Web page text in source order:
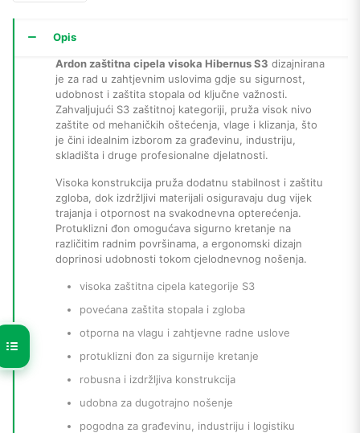
Opis
Ardon zaštitna cipela visoka Hibernus S3 dizajnirana
je za rad u zahtjevnim uslovima gdje su sigurnost,
udobnost i zaštita stopala od ključne važnosti.
Zahvaljujući S3 zaštitnoj kategoriji, pruža visok nivo
zaštite od mehaničkih oštećenja, vlage i klizanja, što
je čini idealnim izborom za građevinu, industriju,
skladišta i druge profesionalne djelatnosti.
Visoka konstrukcija pruža dodatnu stabilnost i zaštitu
zgloba, dok izdržljivi materijali osiguravaju dug vijek
trajanja i otpornost na svakodnevna opterećenja.
Protuklizni đon omogućava sigurno kretanje na
različitim radnim površinama, a ergonomski dizajn
doprinosi udobnosti tokom cjelodnevnog nošenja.
visoka zaštitna cipela kategorije S3
povećana zaštita stopala i zgloba
otporna na vlagu i zahtjevne radne uslove
protuklizni đon za sigurnije kretanje
robusna i izdržljiva konstrukcija
udobna za dugotrajno nošenje
pogodna za građevinu, industriju i logistiku